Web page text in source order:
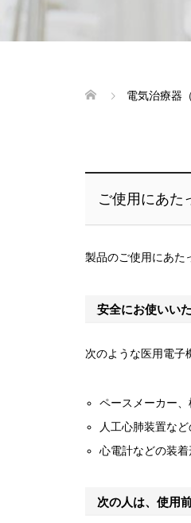
電気治療器
ご使用にあた
製品のご使用にあた
安全にお使いい
次のような医用電子
ペースメーカー
人工心肺装置な
心電計などの装
次の人は、使用